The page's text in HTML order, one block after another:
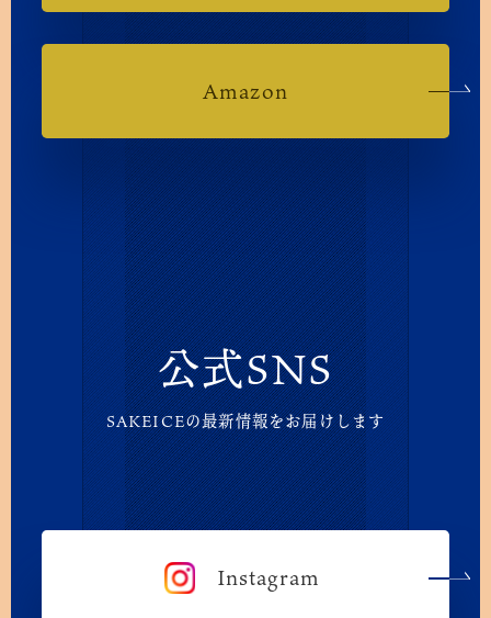
Amazon
公式SNS
SAKEICEの最新情報をお届けします
Instagram